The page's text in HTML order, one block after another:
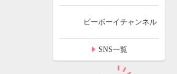
ビーボーイチャンネル
SNS一覧